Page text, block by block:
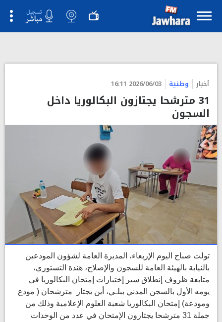
أخبار وطنية 2026/06/03 16:11
31 مترشحا يجتازون البكالوريا داخل
السجون
تولت صباح اليوم الإربعاء، المديرة العامة لشؤون المودعين
بالنيابة بالهيئة العامة للسجون والإصلاح، هندة التستوري،
متابعة ظروف إنطلاق سير إختبارات إمتحان البكالوريا في
يومه الأول بالسجن المدني ببلـي، أين يجتاز مترشحان ( مودع
ومودعة) إمتحان البكالوريا شعبة العلوم الإعلامية وذلك من
جملة 31 مترشحا يجتازون الإمتحان في عدد من الوحدات